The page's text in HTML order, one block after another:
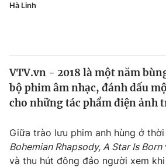
Pháp luật
Thế giới
Tin tức
Câu chuyện quốc tế
Kinh tế
Tài chính
Thị trường
Dữ liệu và đời sống
Hà Linh
VTV.vn - 2018 là một năm
bộ phim âm nhạc, đánh dấu
cho những tác phẩm điện ảnh
Giữa trào lưu phim anh hùng ở
Bohemian Rhapsody, A Star Is Born
và thu hút đông đảo người xem